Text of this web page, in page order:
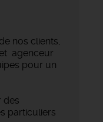
nos clients,
agenceur
pour un
des
particuliers